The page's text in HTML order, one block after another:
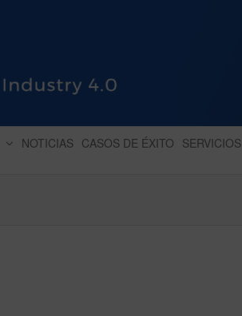
HUB INDUSTRY 4.0
NOTICIAS CASOS DE ÉXITO SERVICIOS